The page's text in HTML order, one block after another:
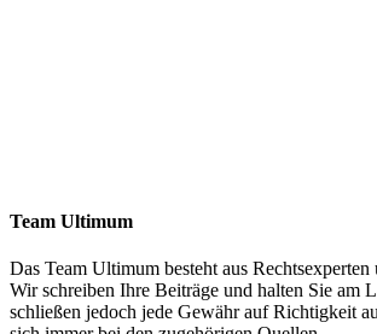
Team Ultimum
Das Team Ultimum besteht aus Rechtsexperten
Wir schreiben Ihre Beiträge und halten Sie am
schließen jedoch jede Gewähr auf Richtigkeit